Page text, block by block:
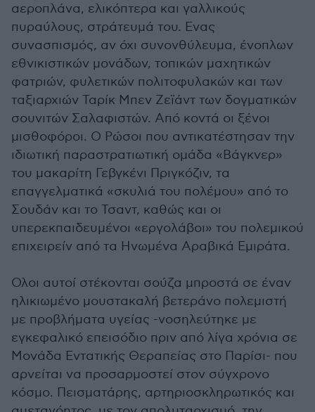
αεροπλάνα, ελικόπτερα και γαλλικούς
πυραύλους, στράτευμά του. Ενας
συνασπισμός, αν όχι συνονθύλευμα, ένοπλων
εθνικιστικών μονάδων, τοπικών μαχητικών
φατριών, φυλετικών πολιτοφυλακών και των
ταξιαρχιών Ταρίκ Μπεν Ζεϊάντ των δογματικών
σουνιτών Σαλαφιστών. Από κοντά οι ξένοι
μισθοφόροι. Ο Ρώσοι που αντικατέστησαν την
ιδιωτική παραστρατιωτική ομάδα «Βάγκνερ»
του μακαρίτη Γεβγκένι Πριγκόζιν, τα
επαγγελματικά «σκυλιά του πολέμου» από το
Σουδάν και το Τσαντ, καθώς και οι
υπερεκπαιδευμένοι «εργολάβοι» του πολεμικού
επιχειρείν από τα Ηνωμένα Αραβικά Εμιράτα.
Ολοι αυτοί στέκονται σούζα μπροστά σε έναν
ηλικιωμένο μουστακαλή βετεράνο πολεμιστή
με προβλήματα υγείας -νοσηλεύτηκε με
εγκεφαλικό επεισόδιο πριν από λίγα χρόνια σε
Μονάδα Εντατικής Θεραπείας στο Παρίσι- που
αρνείται να προσαρμοστεί στον σύγχρονο
κόσμο. Πεισματάρης, αρτηριοσκληρωτικός και